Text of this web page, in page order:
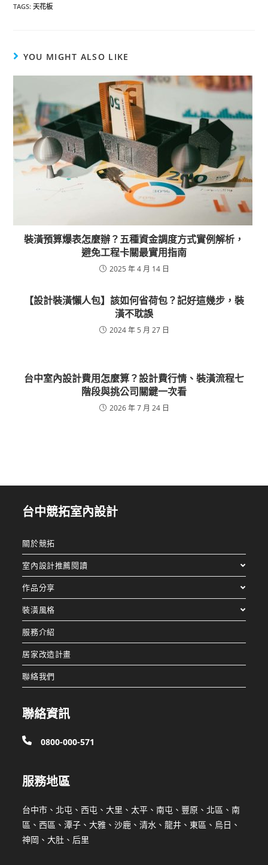
TAGS:天花板
YOU MIGHT ALSO LIKE
裝潢預算爆表怎麼辦？五種資金調度方式實例解析，
避免工程卡關最實用指南
2025 年 4 月 14 日
【設計裝潢懶人包】該如何省荷包？記好這幾步，裝
潢不耽誤
2024 年 5 月 27 日
台中室內設計費用怎麼算？設計費行情、裝潢流程七
階段與挑公司關鍵一次看
2026 年 7 月 24 日
台中競拓室內設計
關於競拓
室內設計推薦閱讀
作品分享
裝潢風格
服務介紹
居家改造計畫
聯絡我們
聯絡資訊
0800-000-571
服務地區
台中市、北屯、西屯、大里、太平、南屯、豐原、北區、南
區、西區、潭子、大雅、沙鹿、清水、龍井、東區、烏日、
神岡、大肚、后里